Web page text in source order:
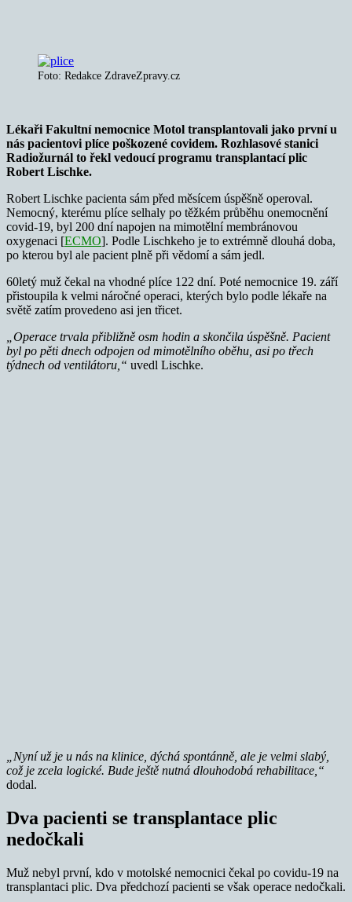
Foto: Redakce ZdraveZpravy.cz
Lékaři Fakultní nemocnice Motol transplantovali jako první u
nás pacientovi plíce poškozené covidem. Rozhlasové stanici
Radiožurnál to řekl vedoucí programu transplantací plic
Robert Lischke.
Robert Lischke pacienta sám před měsícem úspěšně operoval.
Nemocný, kterému plíce selhaly po těžkém průběhu onemocnění
covid-19, byl 200 dní napojen na mimotělní membránovou
oxygenaci [ECMO]. Podle Lischkeho je to extrémně dlouhá doba,
po kterou byl ale pacient plně při vědomí a sám jedl.
60letý muž čekal na vhodné plíce 122 dní. Poté nemocnice 19. září
přistoupila k velmi náročné operaci, kterých bylo podle lékaře na
světě zatím provedeno asi jen třicet.
„Operace trvala přibližně osm hodin a skončila úspěšně. Pacient
byl po pěti dnech odpojen od mimotělního oběhu, asi po třech
týdnech od ventilátoru,“ uvedl Lischke.
„Nyní už je u nás na klinice, dýchá spontánně, ale je velmi slabý,
což je zcela logické. Bude ještě nutná dlouhodobá rehabilitace,“
dodal.
Dva pacienti se transplantace plic
nedočkali
Muž nebyl první, kdo v motolské nemocnici čekal po covidu-19 na
transplantaci plic. Dva předchozí pacienti se však operace nedočkali.